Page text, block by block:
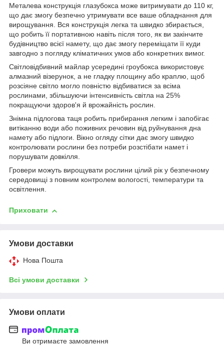
Металева конструкція глазубокса може витримувати до 110 кг,
що дає змогу безпечно утримувати все ваше обладнання для
вирощування. Вся конструкція легка та швидко збирається,
що робить її портативною навіть після того, як ви закінчите
будівництво всієї намету, що дає змогу переміщати її куди
завгодно з погляду кліматичних умов або конкретних вимог.
Світловідбивний майлар усередині гроубокса використовує
алмазний візерунок, а не гладку площину або краплю, щоб
розсіяне світло могло повністю відбиватися за всіма
рослинами, збільшуючи інтенсивність світла на 25%
покращуючи здоров'я й врожайність рослин.
Знімна підлогова таця робить прибирання легким і запобігає
витіканню води або поживних речовин від руйнування дна
намету або підлоги. Вікно огляду сітки дає змогу швидко
контролювати рослини без потреби розстібати намет і
порушувати довкілля.
Гровери можуть вирощувати рослини цілий рік у безпечному
середовищі з повним контролем вологості, температури та
освітлення.
Приховати
Умови доставки
Нова Пошта
Всі умови доставки
Умови оплати
Ви отримаєте замовлення